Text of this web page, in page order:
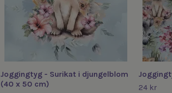
Joggingtyg - Surikat i djungelblom
(40 x 50 cm)
24 kr